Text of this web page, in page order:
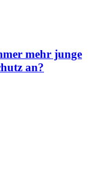
mehr junge
an?